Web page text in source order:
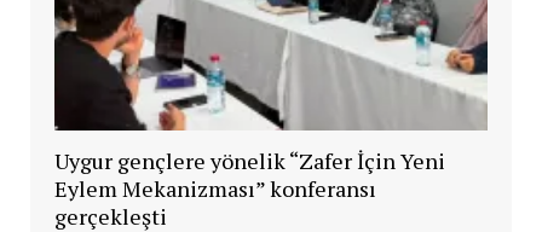
Uygur gençlere yönelik “Zafer İçin Yeni
Eylem Mekanizması” konferansı
gerçekleşti